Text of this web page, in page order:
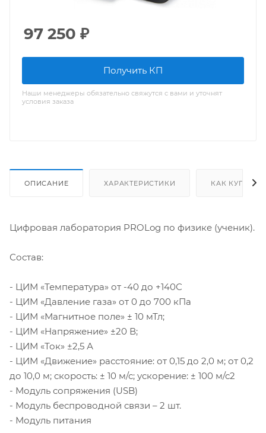
97 250 ₽
Получить КП
Наши менеджеры обязательно свяжутся с вами и уточнят
условия заказа
ОПИСАНИЕ ХАРАКТЕРИСТИКИ КАК КУПИТЬ
Цифровая лаборатория PROLog по физике (ученик).
Состав:
- ЦИМ «Температура» от -40 до +140С
- ЦИМ «Давление газа» от 0 до 700 кПа
- ЦИМ «Магнитное поле» ± 10 мТл;
- ЦИМ «Напряжение» ±20 В;
- ЦИМ «Ток» ±2,5 А
- ЦИМ «Движение» расстояние: от 0,15 до 2,0 м; от 0,2
до 10,0 м; скорость: ± 10 м/с; ускорение: ± 100 м/с2
- Модуль сопряжения (USB)
- Модуль беспроводной связи – 2 шт.
- Модуль питания